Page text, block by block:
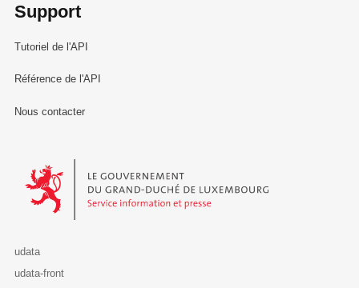
Support
Tutoriel de l'API
Référence de l'API
Nous contacter
Le Gouvernement du Grand-Duché de Luxembourg - Service
udata
udata-front